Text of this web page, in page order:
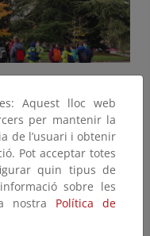
Curso 2020-2021
y estresante que
para los escolares de
del CENEAMofrece
desarrollando
e intentando superar
natural en el que
las niñas y niños de
Aquest lloc web
per mantenir la
de l’usuari i obtenir
Pot acceptar totes
quin tipus de
sobre les
nostra Política de